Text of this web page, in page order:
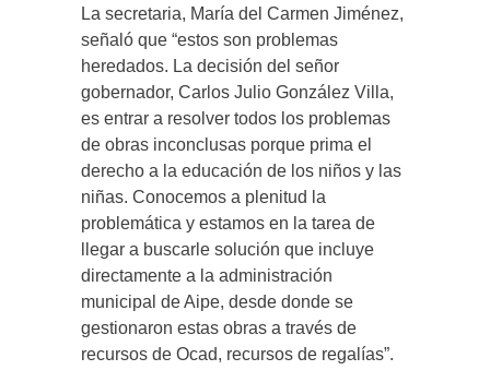
La secretaria, María del Carmen Jiménez,
señaló que “estos son problemas
heredados. La decisión del señor
gobernador, Carlos Julio González Villa,
es entrar a resolver todos los problemas
de obras inconclusas porque prima el
derecho a la educación de los niños y las
niñas. Conocemos a plenitud la
problemática y estamos en la tarea de
llegar a buscarle solución que incluye
directamente a la administración
municipal de Aipe, desde donde se
gestionaron estas obras a través de
recursos de Ocad, recursos de regalías”.